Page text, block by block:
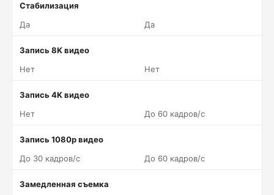
Стабилизация
Да
Да
Запись 8K видео
Нет
Нет
Запись 4K видео
Нет
До 60 кадров/c
Запись 1080p видео
До 30 кадров/c
До 60 кадров/c
Замедленная съемка